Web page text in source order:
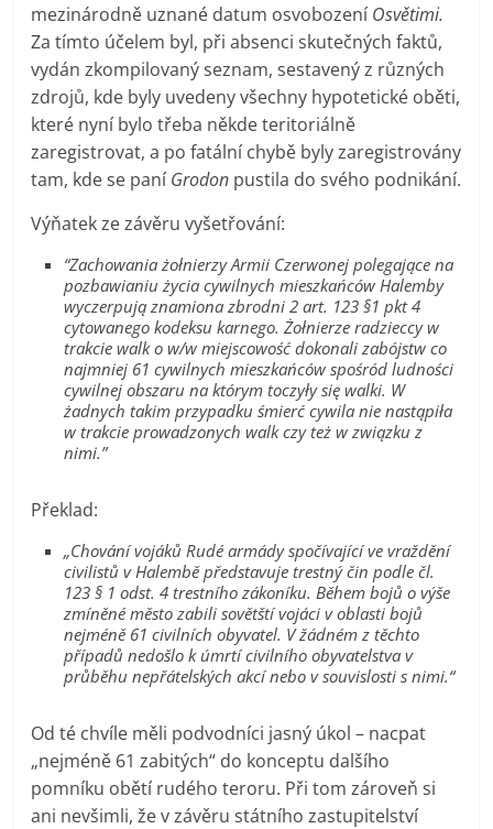
mezinárodně uznané datum osvobození Osvětimi.
Za tímto účelem byl, při absenci skutečných faktů,
vydán zkompilovaný seznam, sestavený z různých
zdrojů, kde byly uvedeny všechny hypotetické oběti,
které nyní bylo třeba někde teritoriálně
zaregistrovat, a po fatální chybě byly zaregistrovány
tam, kde se paní Grodon pustila do svého podnikání.
Výňatek ze závěru vyšetřování:
“Zachowania żołnierzy Armii Czerwonej polegające na
pozbawianiu życia cywilnych mieszkańców Halemby
wyczerpują znamiona zbrodni 2 art. 123 §1 pkt 4
cytowanego kodeksu karnego. Żołnierze radzieccy w
trakcie walk o w/w miejscowość dokonali zabójstw co
najmniej 61 cywilnych mieszkańców spośród ludności
cywilnej obszaru na którym toczyły się walki. W
żadnych takim przypadku śmierć cywila nie nastąpiła
w trakcie prowadzonych walk czy też w związku z
nimi.”
Překlad:
„Chování vojáků Rudé armády spočívající ve vraždění
civilistů v Halembě představuje trestný čin podle čl.
123 § 1 odst. 4 trestního zákoníku. Během bojů o výše
zmíněné město zabili sovětští vojáci v oblasti bojů
nejméně 61 civilních obyvatel. V žádném z těchto
případů nedošlo k úmrtí civilního obyvatelstva v
průběhu nepřátelských akcí nebo v souvislosti s nimi.“
Od té chvíle měli podvodníci jasný úkol – nacpat
„nejméně 61 zabitých“ do konceptu dalšího
pomníku obětí rudého teroru. Při tom zároveň si
ani nevšimli, že v závěru státního zastupitelství